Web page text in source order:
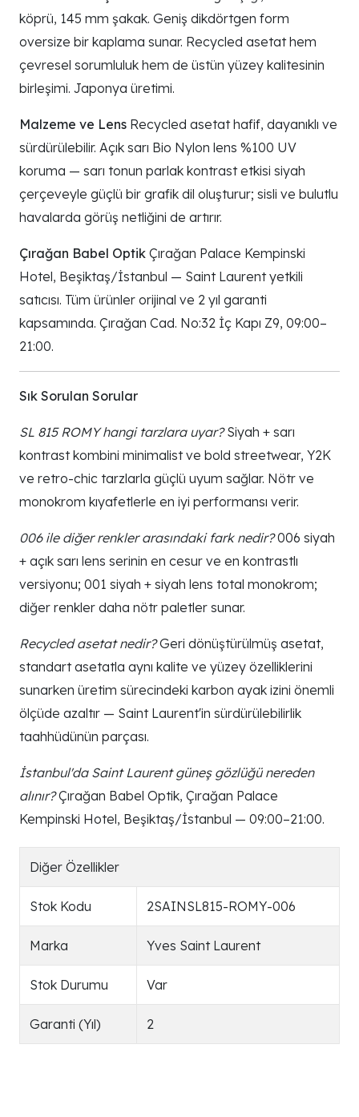
köprü, 145 mm şakak. Geniş dikdörtgen form
oversize bir kaplama sunar. Recycled asetat hem
çevresel sorumluluk hem de üstün yüzey kalitesinin
birleşimi. Japonya üretimi.
Malzeme ve Lens Recycled asetat hafif, dayanıklı ve
sürdürülebilir. Açık sarı Bio Nylon lens %100 UV
koruma — sarı tonun parlak kontrast etkisi siyah
çerçeveyle güçlü bir grafik dil oluşturur; sisli ve bulutlu
havalarda görüş netliğini de artırır.
Çırağan Babel Optik Çırağan Palace Kempinski
Hotel, Beşiktaş/İstanbul — Saint Laurent yetkili
satıcısı. Tüm ürünler orijinal ve 2 yıl garanti
kapsamında. Çırağan Cad. No:32 İç Kapı Z9, 09:00–
21:00.
Sık Sorulan Sorular
SL 815 ROMY hangi tarzlara uyar?Siyah + sarı
kontrast kombini minimalist ve bold streetwear, Y2K
ve retro-chic tarzlarla güçlü uyum sağlar. Nötr ve
monokrom kıyafetlerle en iyi performansı verir.
006 ile diğer renkler arasındaki fark nedir?006 siyah
+ açık sarı lens serinin en cesur ve en kontrastlı
versiyonu; 001 siyah + siyah lens total monokrom;
diğer renkler daha nötr paletler sunar.
Recycled asetat nedir?Geri dönüştürülmüş asetat,
standart asetatla aynı kalite ve yüzey özelliklerini
sunarken üretim sürecindeki karbon ayak izini önemli
ölçüde azaltır — Saint Laurent'in sürdürülebilirlik
taahhüdünün parçası.
İstanbul'da Saint Laurent güneş gözlüğü nereden
alınır?Çırağan Babel Optik, Çırağan Palace
Kempinski Hotel, Beşiktaş/İstanbul — 09:00–21:00.
Diğer Özellikler
Stok Kodu 2SAINSL815-ROMY-006
Marka Yves Saint Laurent
Stok Durumu Var
Garanti (Yıl) 2